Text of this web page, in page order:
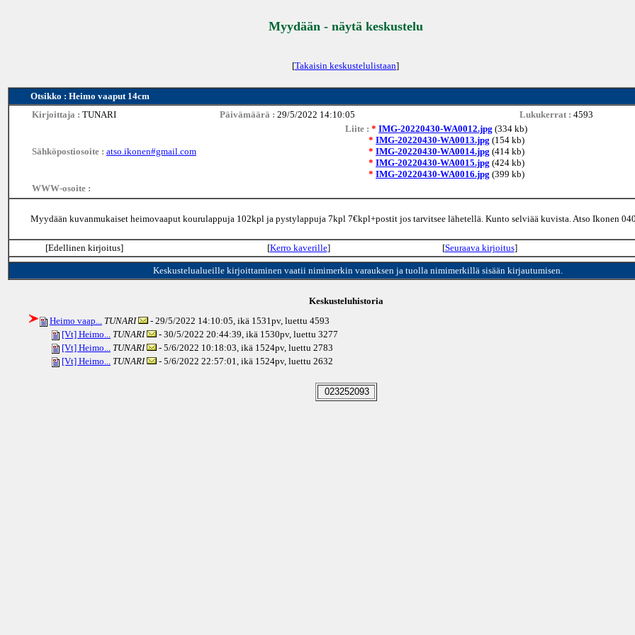
Myydään - näytä keskustelu
[Takaisin keskustelulistaan]
Otsikko : Heimo vaaput 14cm
Kirjoittaja : TUNARI Päivämäärä : 29/5/2022 14:10:05 Lukukerrat : 4593
Sähköpostiosoite : atso.ikonen#gmail.com
Liite : * IMG-20220430-WA0012.jpg (334 kb)
* IMG-20220430-WA0013.jpg (154 kb)
* IMG-20220430-WA0014.jpg (414 kb)
* IMG-20220430-WA0015.jpg (424 kb)
* IMG-20220430-WA0016.jpg (399 kb)
WWW-osoite :
Myydään kuvanmukaiset heimovaaput kourulappuja 102kpl ja pystylappuja 7kpl 7€kpl+postit jos tarvitsee lähetellä. Kunto selviää kuvista. Atso Ikonen
[Edellinen kirjoitus] [Kerro kaverille] [Seuraava kirjoitus]
Keskustelualueille kirjoittaminen vaatii nimimerkin varauksen ja tuolla nimimerkillä sisään kirjautumisen.
Keskusteluhistoria
Heimo vaap... TUNARI - 29/5/2022 14:10:05, ikä 1531pv, luettu 4593
[Vt] Heimo... TUNARI - 30/5/2022 20:44:39, ikä 1530pv, luettu 3277
[Vt] Heimo... TUNARI - 5/6/2022 10:18:03, ikä 1524pv, luettu 2783
[Vt] Heimo... TUNARI - 5/6/2022 22:57:01, ikä 1524pv, luettu 2632
023252093